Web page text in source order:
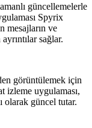
güncellemelerle
Spyrix
mesajların ve
sağlar.
görüntülemek için
izleme uygulaması,
olarak güncel tutar.